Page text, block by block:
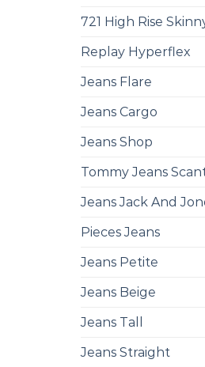
721 High Rise
Replay Hyperflex
Jeans Flare
Jeans Cargo
Jeans Shop
Tommy Jeans
Jeans Jack And
Pieces Jeans
Jeans Petite
Jeans Beige
Jeans Tall
Jeans Straight